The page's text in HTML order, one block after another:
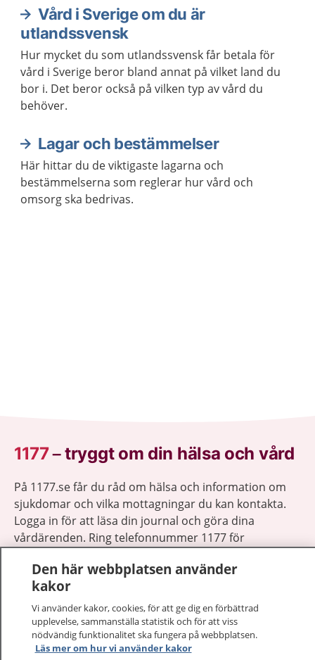
Vård i Sverige om du är
utlandssvensk
Hur mycket du som utlandssvensk får betala för
vård i Sverige beror bland annat på vilket land du
bor i. Det beror också på vilken typ av vård du
behöver.
Lagar och bestämmelser
Här hittar du de viktigaste lagarna och
bestämmelserna som reglerar hur vård och
omsorg ska bedrivas.
1177–tryggt om din hälsa och vård
På 1177.se får du råd om hälsa och information om
sjukdomar och vilka mottagningar du kan kontakta.
Logga in för att läsa din journal och göra dina
vårdärenden. Ring telefonnummer 1177 för
1177 ger dig råd när du vill må bättre.
Den här webbplatsen använder
kakor
Vi använder kakor, cookies, för att ge dig en förbättrad
upplevelse, sammanställa statistik och för att viss
nödvändig funktionalitet ska fungera på webbplatsen.
Läs mer om hur vi använder kakor